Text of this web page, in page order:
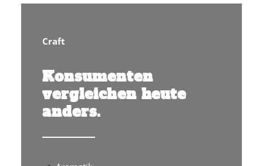
Craft
Konsumenten
vergleichen heute
anders.